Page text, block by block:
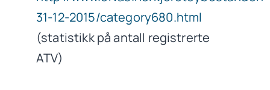
31-12-2015/category680.html
(statistikk på antall registrerte
ATV)